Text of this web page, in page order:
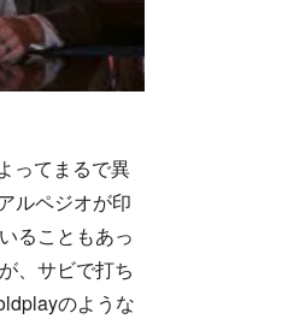
ってまるで異
ルペジオが印
ることもあっ
、サビで打ち
のような